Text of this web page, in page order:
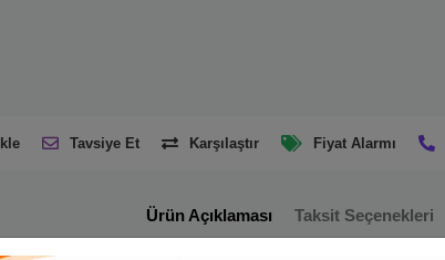
Tavsiye Et Karşılaştır Fiyat Alarmı
Ürün Açıklaması Taksit Seçenekleri